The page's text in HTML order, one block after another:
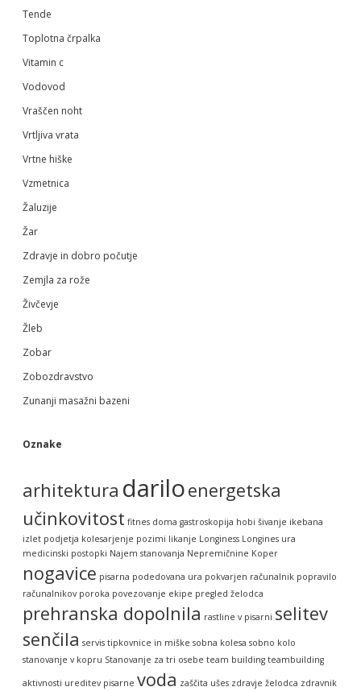
Tende
Toplotna črpalka
Vitamin c
Vodovod
Vraščen noht
Vrtljiva vrata
Vrtne hiške
Vzmetnica
Žaluzije
Žar
Zdravje in dobro počutje
Zemjla za rože
Živčevje
Žleb
Zobar
Zobozdravstvo
Zunanji masažni bazeni
Oznake
arhitektura dariloenergetska
učinkovitost fitnes doma gastroskopija hobi šivanje ikebana
izlet podjetja kolesarjenje pozimi likanje Longiness Longines ura
medicinski postopki Najem stanovanja Nepremičnine Koper
nogavice pisarna podedovana ura pokvarjen računalnik popravilo
računalnikov poroka povezovanje ekipe pregled želodca
prehranska dopolnila rastline v pisarni selitev
senčila servis tipkovnice in miške sobna kolesa sobno kolo
stanovanje v kopru Stanovanje za tri osebe team building teambuilding
aktivnosti ureditev pisarne voda zaščita ušes zdravje želodca zdravnik